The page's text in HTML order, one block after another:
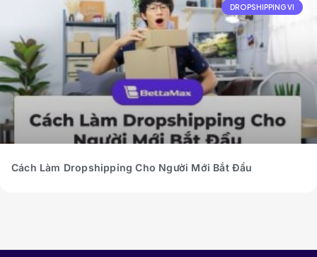
DROPSHIPPING VI
Cách Làm Dropshipping Cho Người Mới Bắt Đầu